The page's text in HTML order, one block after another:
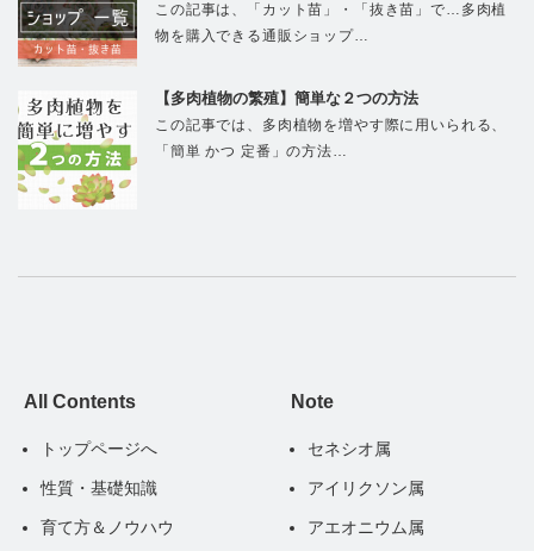
この記事は、「カット苗」・「抜き苗」で…多肉植
物を購入できる通販ショップ…
【多肉植物の繁殖】簡単な２つの方法
この記事では、多肉植物を増やす際に用いられる、
「簡単 かつ 定番」の方法…
All Contents
トップページへ
性質・基礎知識
育て方＆ノウハウ
Note
セネシオ属
アイリクソン属
アエオニウム属